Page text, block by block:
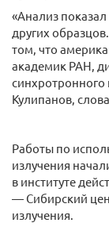
«Анализ
других
том, что
академик РАН,
синхротронного
Кулипанов,
Работы по
излучения
в институте
— Сибирский
излучения.